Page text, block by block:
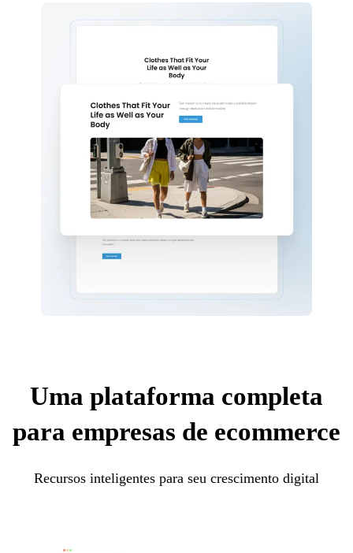
Uma plataforma completa
para empresas de ecommerce
Recursos inteligentes para seu crescimento digital